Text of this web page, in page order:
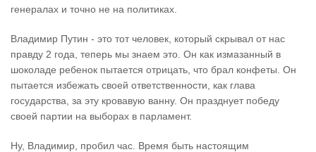
генералах и точно не на политиках.
Владимир Путин - это тот человек, который скрывал от нас
правду 2 года, теперь мы знаем это. Он как измазанный в
шоколаде ребенок пытается отрицать, что брал конфеты. Он
пытается избежать своей ответственности, как глава
государства, за эту кровавую ванну. Он празднует победу
своей партии на выборах в парламент.
Ну, Владимир, пробил час. Время быть настоящим